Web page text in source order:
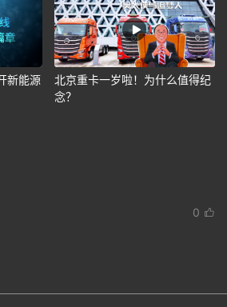
北京重卡一岁啦！为什么值得纪
念？
0